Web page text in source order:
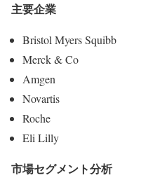
主要企業
Bristol Myers Squibb
Merck & Co
Amgen
Novartis
Roche
Eli Lilly
市場セグメント分析